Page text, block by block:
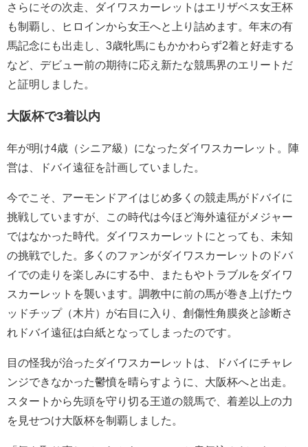
さらにその次走、ダイワスカーレットはエリザベス女王杯
も制覇し、ヒロインから女王へと上り詰めます。年末の有
馬記念にも出走し、3歳牝馬にもかかわらず2着と好走する
など、デビュー前の期待に応え新たな競馬界のエリートだ
と証明しました。
大阪杯で3着以内
年が明け4歳（シニア級）になったダイワスカーレット。陣
営は、ドバイ遠征を計画していました。
今でこそ、アーモンドアイはじめ多くの競走馬がドバイに
挑戦していますが、この時代は今ほど海外遠征がメジャー
ではなかった時代。ダイワスカーレットにとっても、未知
の挑戦でした。多くのファンがダイワスカーレットのドバ
イでの走りを楽しみにする中、またもやトラブルをダイワ
スカーレットを襲います。調教中に前の馬が巻き上げたウ
ッドチップ（木片）が右目に入り、創傷性角膜炎と診断さ
れドバイ遠征は白紙となってしまったのです。
目の怪我が治ったダイワスカーレットは、ドバイにチャレ
ンジできなかった鬱憤を晴らすように、大阪杯へと出走。
スタートから先頭を守り切る王道の競馬で、着差以上の力
を見せつけ大阪杯を制覇しました。